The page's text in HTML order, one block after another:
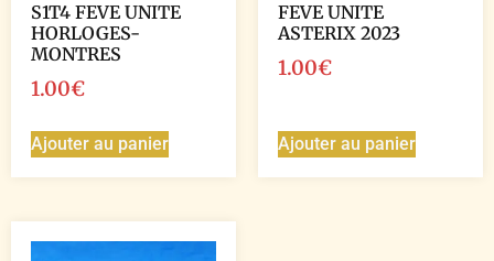
S1T4 FEVE UNITE
HORLOGES-
MONTRES
1.00€
Ajouter au panier
FEVE UNITE
ASTERIX 2023
1.00€
Ajouter au panier